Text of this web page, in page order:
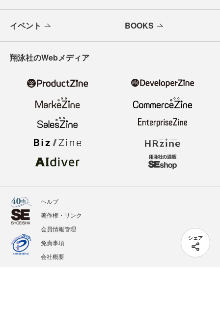
シェア
イベント BOOKS
翔泳社のWebメディア
ヘルプ
著作権・リンク
会員情報管理
免責事項
会社概要